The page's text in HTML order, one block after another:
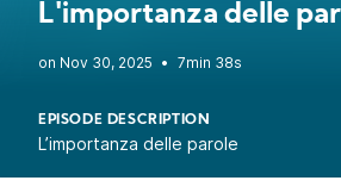
L'importanza delle
• 7min 38s
EPISODE DESCRIPTION
L’importanza delle parole